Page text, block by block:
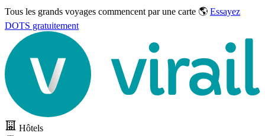
Tous les grands voyages commencent par une carte 🌎 Essayez
DOTS gratuitement
Hôtels